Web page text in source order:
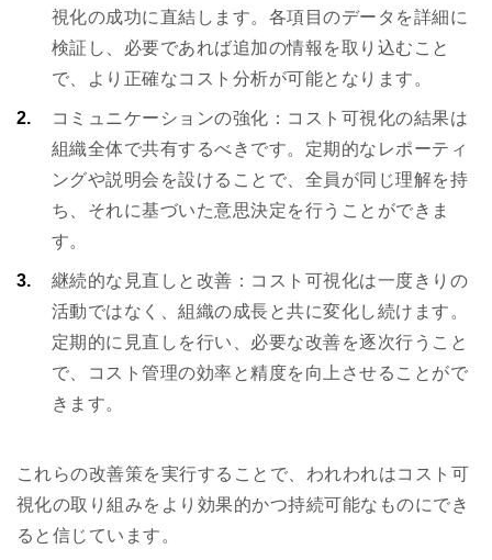
視化の成功に直結します。各項目のデータを詳細に
検証し、必要であれば追加の情報を取り込むこと
で、より正確なコスト分析が可能となります。
コミュニケーションの強化：コスト可視化の結果は
組織全体で共有するべきです。定期的なレポーティ
ングや説明会を設けることで、全員が同じ理解を持
ち、それに基づいた意思決定を行うことができま
す。
継続的な見直しと改善：コスト可視化は一度きりの
活動ではなく、組織の成長と共に変化し続けます。
定期的に見直しを行い、必要な改善を逐次行うこと
で、コスト管理の効率と精度を向上させることがで
きます。
これらの改善策を実行することで、われわれはコスト可
視化の取り組みをより効果的かつ持続可能なものにでき
ると信じています。